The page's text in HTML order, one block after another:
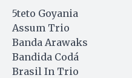
5teto Goyania
Assum Trio
Banda Arawaks
Bandida Codá
Brasil In Trio